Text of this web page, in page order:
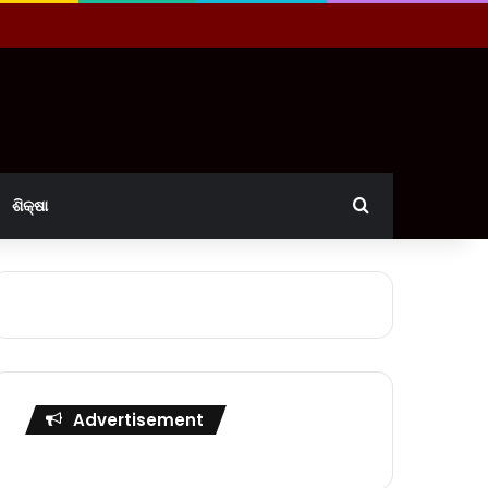
ଶିକ୍ଷା Search for
Advertisement